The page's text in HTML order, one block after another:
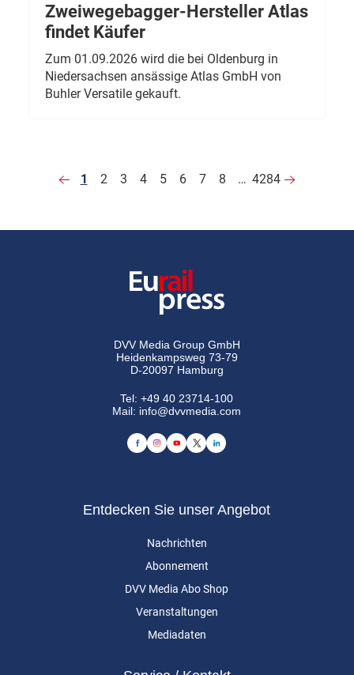
Zweiwegebagger-Hersteller Atlas
findet Käufer
Zum 01.09.2026 wird die bei Oldenburg in
Niedersachsen ansässige Atlas GmbH von
Buhler Versatile gekauft.
1 2 3 4 5 6 7 8 … 4284
DVV Media Group GmbH
Heidenkampsweg 73-79
D-20097 Hamburg
Tel:+49 40 23714-100
Mail: info@dvvmedia.com
Entdecken Sie unser Angebot
Nachrichten
Abonnement
DVV Media Abo Shop
Veranstaltungen
Mediadaten